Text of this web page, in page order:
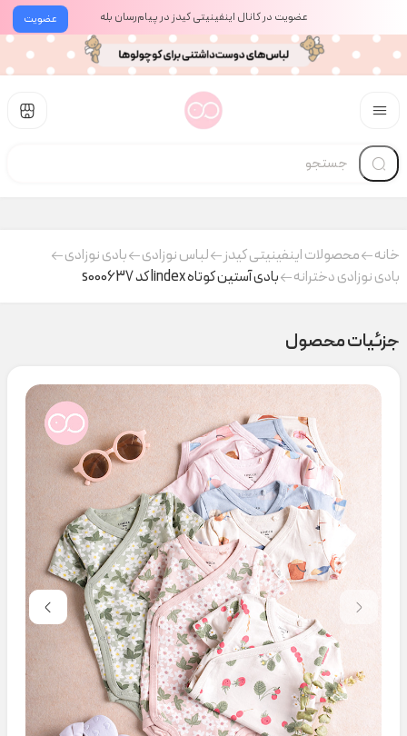
عضویت عضویت در کانال اینفینیتی کیدز در پیام‌رسان بله
خانه محصولات اینفینیتی کیدز لباس نوزادی
بادی نوزادی
بادی نوزادی دخترانه
بادی آستین کوتاه lindex کد s000637
جزئیات محصول